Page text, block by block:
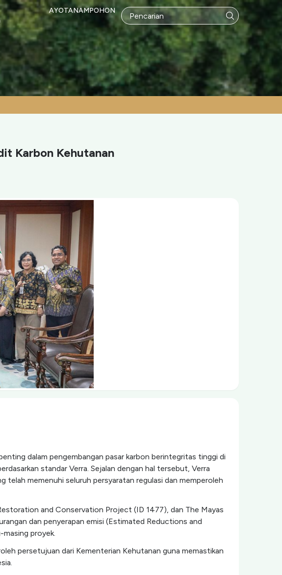
AYOTANAMPOHON
Karbon Kehutanan
dalam pengembangan pasar karbon berintegritas tinggi di
standar Verra. Sejalan dengan hal tersebut, Verra
memenuhi seluruh persyaratan regulasi dan memperoleh
and Conservation Project (ID 1477), dan The Mayas
dan penyerapan emisi (Estimated Reductions and
masing proyek.
persetujuan dari Kementerian Kehutanan guna memastikan